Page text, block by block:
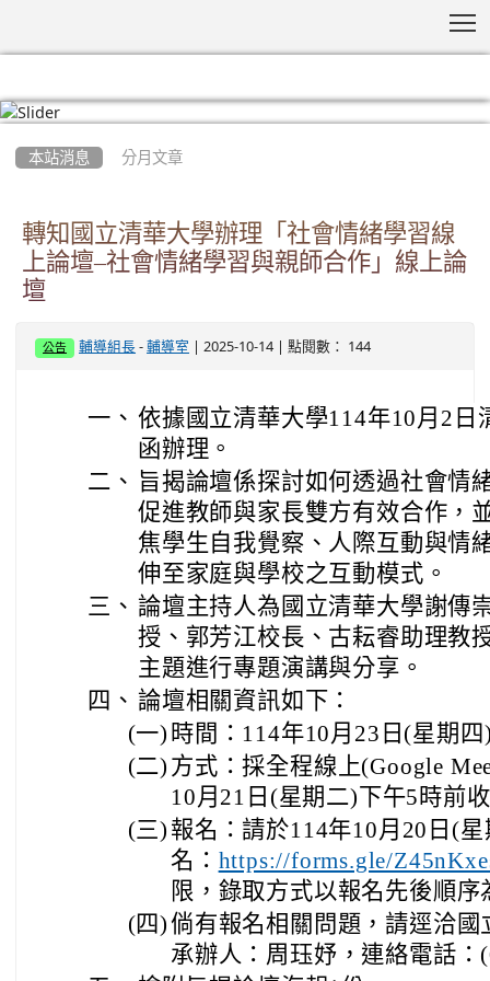
本站消息 分月文章
轉知國立清華大學辦理「社會情緒學習線
上論壇–社會情緒學習與親師合作」線上論
壇
公告 輔導組長 -輔導室 | 2025-10-14 | 點閱數： 144
一、 依據國立清華大學114年10月2日
函辦理。
二、 旨揭論壇係探討如何透過社會情
促進教師與家長雙方有效合作，
焦學生自我覺察、人際互動與情
伸至家庭與學校之互動模式。
三、 論壇主持人為國立清華大學謝傳
授、郭芳江校長、古耘睿助理教
主題進行專題演講與分享。
四、 論壇相關資訊如下：
(一) 時間：114年10月23日(星期
(二) 方式：採全程線上(Google
10月21日(星期二)下午5時前
(三) 報名：請於114年10月20日(
名： https://forms.gle/
限，錄取方式以報名先後順序
(四)倘有報名相關問題，請逕洽
承辦人：周珏妤，連絡電話